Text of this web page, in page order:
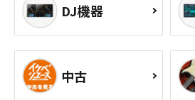
DJ機器
中古